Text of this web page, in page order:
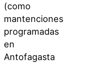
(como
mantenciones
programadas
en
Antofagasta